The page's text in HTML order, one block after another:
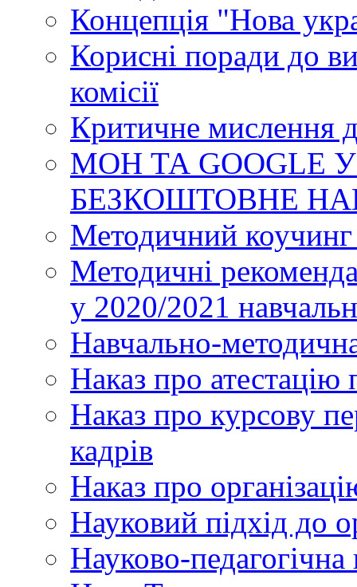
Концепція "Нова
Корисні поради до
комісії
Критичне мислення
МОН ТА GOOGLE
БЕЗКОШТОВНЕ
Методичний
Методичні
у 2020/2021
Навчально-
Наказ про атестацію
Наказ про курсову
кадрів
Наказ про
Науковий підхід до
Науково-